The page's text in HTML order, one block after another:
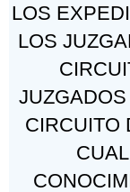
LOS
LOS
CIRCUITO